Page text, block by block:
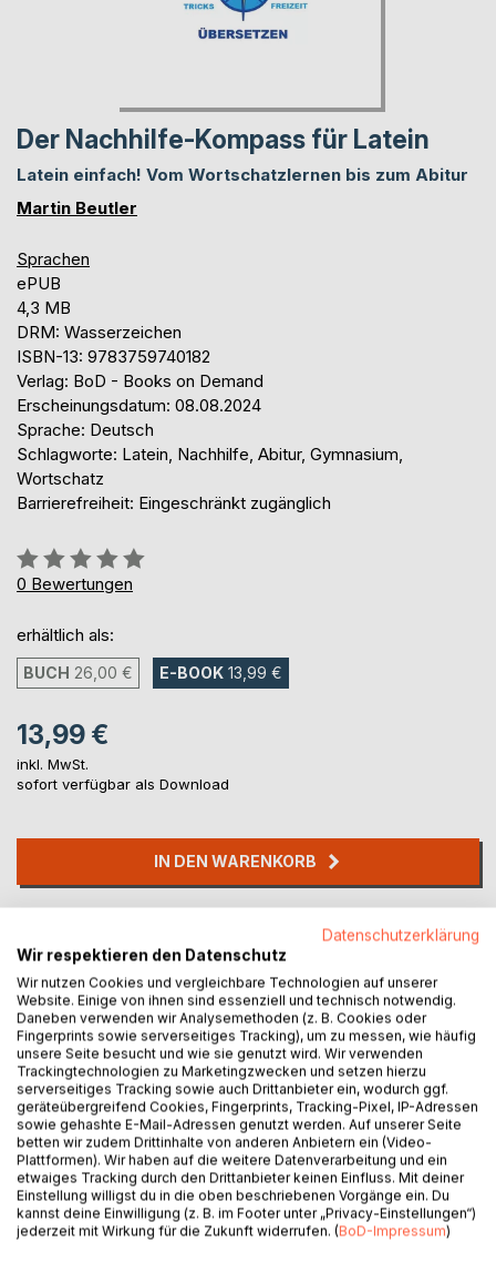
Der Nachhilfe-Kompass für Latein
Latein einfach! Vom Wortschatzlernen bis zum Abitur
Martin Beutler
Sprachen
ePUB
4,3 MB
DRM: Wasserzeichen
ISBN-13: 9783759740182
Verlag: BoD - Books on Demand
Erscheinungsdatum: 08.08.2024
Sprache: Deutsch
Schlagworte: Latein, Nachhilfe, Abitur, Gymnasium,
Wortschatz
Barrierefreiheit: Eingeschränkt zugänglich
Bewertung::
0%
0 Bewertungen
erhältlich als:
BUCH 26,00 € E-BOOK 13,99 €
13,99 €
inkl. MwSt.
sofort verfügbar als Download
IN DEN WARENKORB
Titel bewerten
BESCHREIBUNG
Der Nachhilfe-Kompass für Latein - 1. überarbeitete
Version
Der Lernerfolg wird systematisch vorbereitet, Wortschatz-
Datenschutzerklärung
Wir respektieren den Datenschutz
Wir nutzen Cookies und vergleichbare Technologien auf unserer
Website. Einige von ihnen sind essenziell und technisch notwendig.
Daneben verwenden wir Analysemethoden (z. B. Cookies oder
Fingerprints sowie serverseitiges Tracking), um zu messen, wie häufig
unsere Seite besucht und wie sie genutzt wird. Wir verwenden
Trackingtechnologien zu Marketingzwecken und setzen hierzu
serverseitiges Tracking sowie auch Drittanbieter ein, wodurch ggf.
geräteübergreifend Cookies, Fingerprints, Tracking-Pixel, IP-Adressen
sowie gehashte E-Mail-Adressen genutzt werden. Auf unserer Seite
betten wir zudem Drittinhalte von anderen Anbietern ein (Video-
Plattformen). Wir haben auf die weitere Datenverarbeitung und ein
etwaiges Tracking durch den Drittanbieter keinen Einfluss. Mit deiner
Einstellung willigst du in die oben beschriebenen Vorgänge ein. Du
kannst deine Einwilligung (z. B. im Footer unter „Privacy-Einstellungen“)
jederzeit mit Wirkung für die Zukunft widerrufen. (BoD-Impressum)